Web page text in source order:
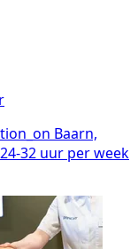
Baarn,
24-32 uur per week